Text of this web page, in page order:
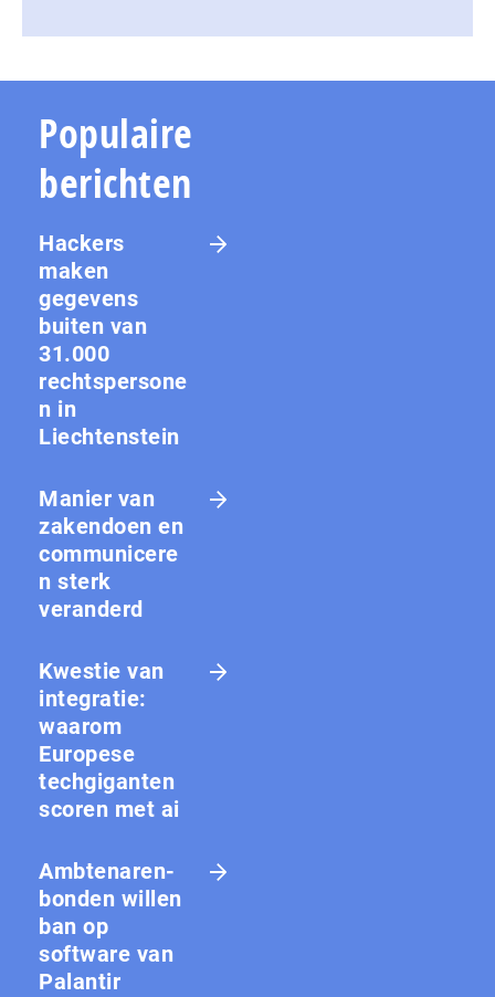
Populaire
berichten
Hackers
maken
gegevens
buiten van
31.000
rechtspersone
n in
Liechtenstein
Manier van
zakendoen en
communicere
n sterk
veranderd
Kwestie van
integratie:
waarom
Europese
techgiganten
scoren met ai
Amb­te­na­ren­
bon­den willen
ban op
software van
Palantir